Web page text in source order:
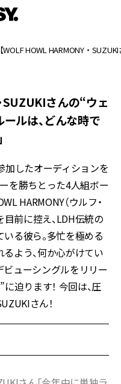
【WOLF HOWL HARMONY・
SUZUKIさんの“ウェ
ールは、どんな時で
したオーディションを
を勝ちとった4人組ボー
HARMONY（ウルフ・
目前に控え、LDH伝統の
る彼ら。多忙を極める
よう、何か心がけてい
ビューシングルをリリー
迫ります！ 今回は、圧
さん！